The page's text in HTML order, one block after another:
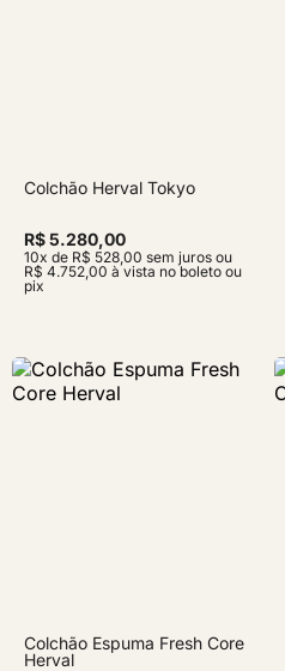
Colchão Herval Tokyo
R$ 5.280,00
10x de R$ 528,00 sem juros ou
R$ 4.752,00 à vista no boleto ou
pix
Colchão Espuma Fresh Core
Herval